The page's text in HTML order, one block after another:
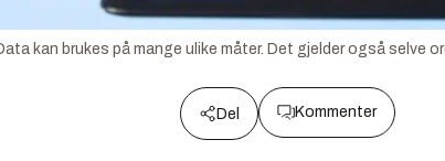
kan brukes på mange ulike måter. Det gjelder også selve
Del Kommenter